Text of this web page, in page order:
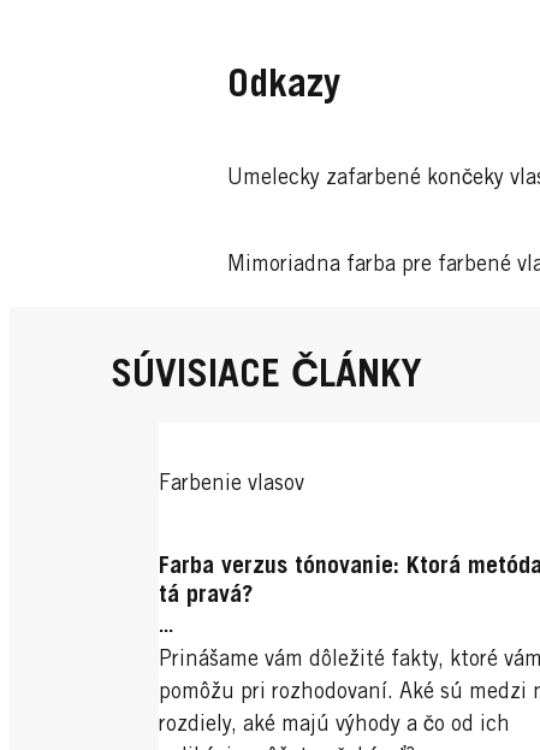
Odkazy
Umelecky zafarbené končeky
Mimoriadna farba pre farbené
SÚVISIACE ČLÁNKY
Farbenie vlasov
Farba verzus tónovanie: Ktorá
tá pravá?
...
Prinášame vám dôležité fakty, ktoré vám
pomôžu pri rozhodovaní. Aké sú medzi
rozdiely, aké majú výhody a čo od ich